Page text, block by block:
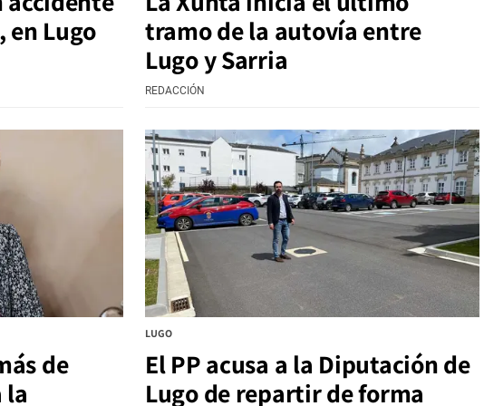
en Lugo
tramo de la autovía entre
Lugo y Sarria
REDACCIÓN
de
la
LUGO
El PP acusa a la Diputación de
Lugo de repartir de forma